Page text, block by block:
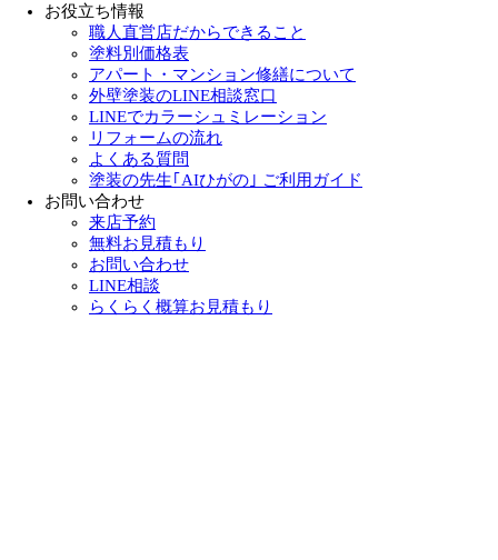
お役立ち情報
職人直営店だからできること
塗料別価格表
アパート・マンション修繕について
外壁塗装のLINE相談窓口
LINEでカラーシュミレーション
リフォームの流れ
よくある質問
塗装の先生｢AIひがの｣ ご利用ガイド
お問い合わせ
来店予約
無料お見積もり
お問い合わせ
LINE相談
らくらく概算お見積もり